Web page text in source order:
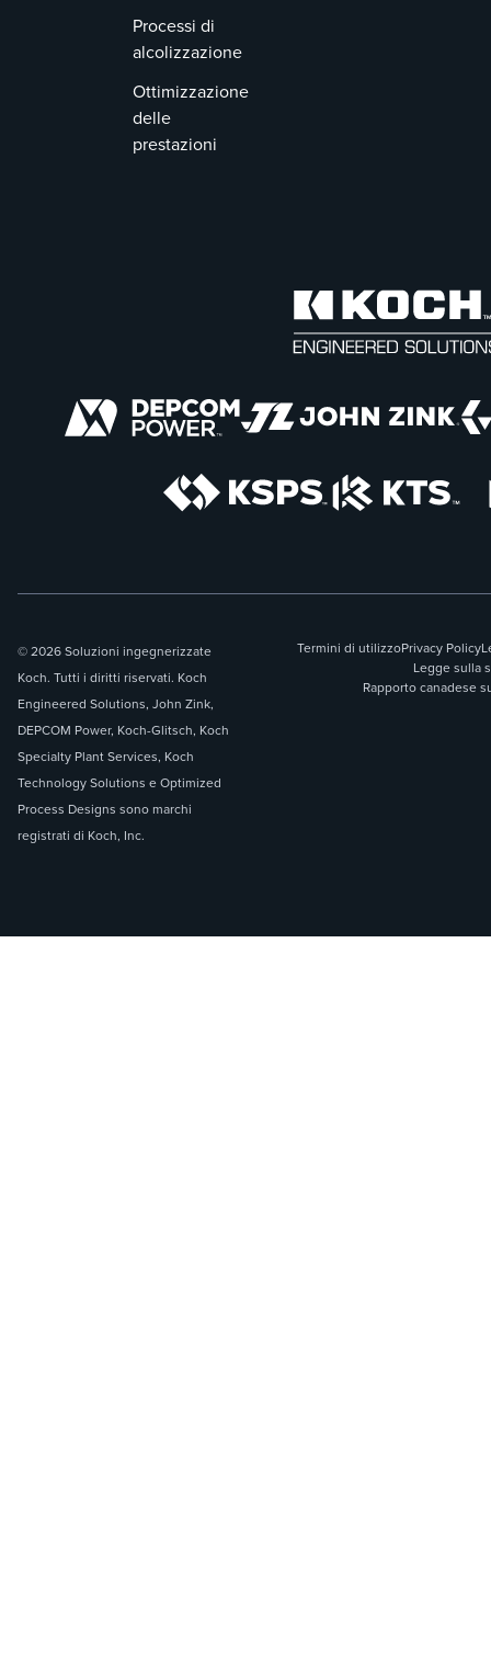
Processi di
alcolizzazione
Ottimizzazione
delle
prestazioni
© 2026 Soluzioni ingegnerizzate
Koch. Tutti i diritti riservati. Koch
Engineered Solutions, John Zink,
DEPCOM Power, Koch-Glitsch, Koch
Specialty Plant Services, Koch
Technology Solutions e Optimized
Process Designs sono marchi
registrati di Koch, Inc.
Termini di utilizzoPrivacy Policy
Legge sulla
Rapporto canadese